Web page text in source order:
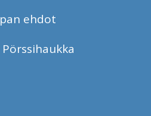
ehdot